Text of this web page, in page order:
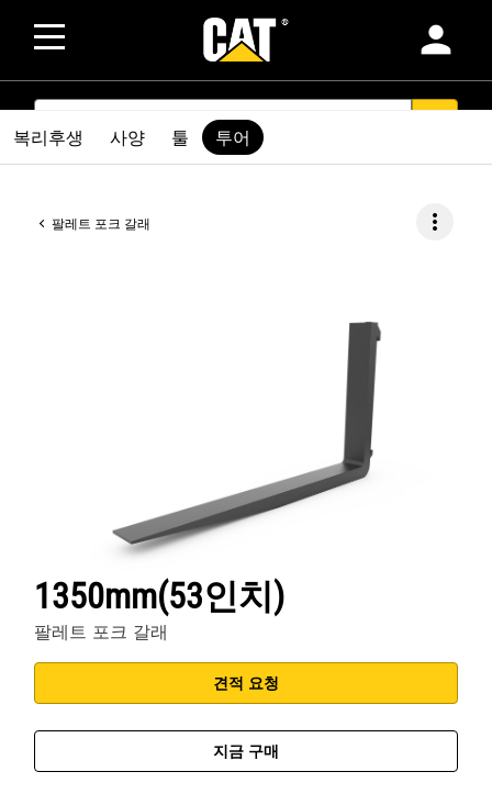
person
SEARCH
팔레트 포크 갈래 more_vert
1350mm(53인치)
팔레트 포크 갈래
견적 요청
지금 구매
복리후생 사양 툴 투어